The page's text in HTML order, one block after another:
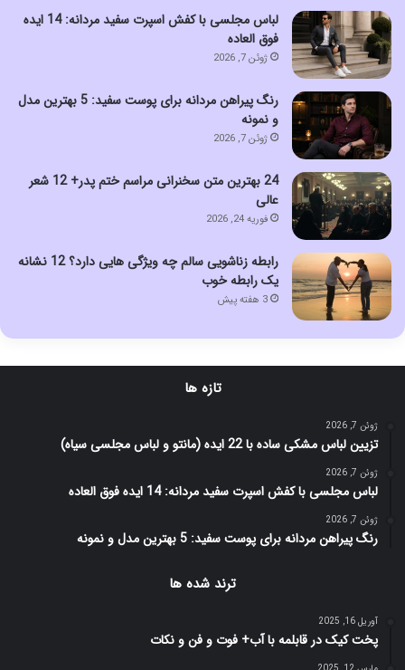
لباس مجلسی با کفش اسپرت سفید مردانه: 14 ایده
فوق العاده
ژوئن 7, 2026
رنگ پیراهن مردانه برای پوست سفید: 5 بهترین مدل
و نمونه
ژوئن 7, 2026
24 بهترین متن سخنرانی مراسم ختم پدر+ 12 شعر
عالی
فوریه 24, 2026
رابطه زناشویی سالم چه ویژگی هایی دارد؟ 12 نشانه
یک رابطه خوب
3 هفته پیش
تازه ها
ژوئن 7, 2026
تزیین لباس مشکی ساده با 22 ایده (مانتو و لباس مجلسی سیاه)
ژوئن 7, 2026
لباس مجلسی با کفش اسپرت سفید مردانه: 14 ایده فوق العاده
ژوئن 7, 2026
رنگ پیراهن مردانه برای پوست سفید: 5 بهترین مدل و نمونه
ترند شده ها
آوریل 16, 2025
پخت کیک در قابلمه با آب+ فوت و فن و نکات